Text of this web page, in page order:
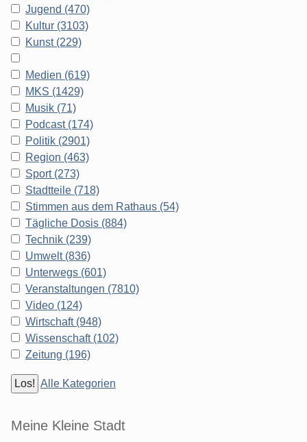
Jugend (470)
Kultur (3103)
Kunst (229)
Medien (619)
MKS (1429)
Musik (71)
Podcast (174)
Politik (2901)
Region (463)
Sport (273)
Stadtteile (718)
Stimmen aus dem Rathaus (54)
Tägliche Dosis (884)
Technik (239)
Umwelt (836)
Unterwegs (601)
Veranstaltungen (7810)
Video (124)
Wirtschaft (948)
Wissenschaft (102)
Zeitung (196)
Alle Kategorien
Meine Kleine Stadt